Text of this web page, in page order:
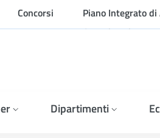
Concorsi
Piano Integrato
Organizzazione
Dipartimenti